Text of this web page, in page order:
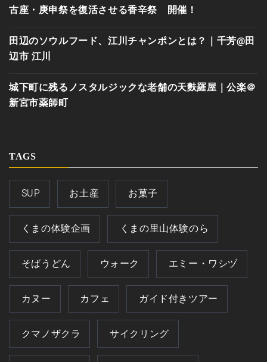
古座・庚申祭を復活させる香辛祭 開催！
田辺のソウルフード、江川チャンポンとは？｜千芳@田
辺市 江川
城下町に残るノスタルジックな老舗の天麩羅屋｜公楽＠
新宮市薬師町
TAGS
SUP お土産 お菓子
くまの体験企画 くまの里山体験のら
そばうどん ウォーク エミー・ワシヅ
カヌー カフェ ガイド付きツアー
クマノザクラ サイクリング